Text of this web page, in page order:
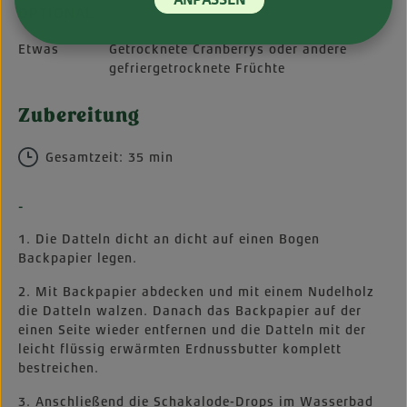
OPTIONAL
Etwas
Getrocknete Cranberrys oder andere
gefriergetrocknete Früchte
Zubereitung
Gesamtzeit: 35 min
-
1. Die Datteln dicht an dicht auf einen Bogen
Backpapier legen.
2. Mit Backpapier abdecken und mit einem Nudelholz
die Datteln walzen. Danach das Backpapier auf der
einen Seite wieder entfernen und die Datteln mit der
leicht flüssig erwärmten Erdnussbutter komplett
bestreichen.
3. Anschließend die Schakalode-Drops im Wasserbad